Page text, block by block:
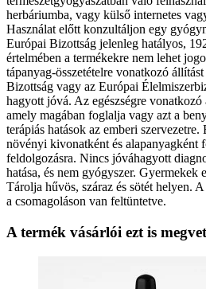
herbáriumba, vagy külső internetes
Használat előtt konzultáljon egy
Európai Bizottság jelenleg hatályos,
értelmében a termékekre nem lehet
tápanyag-összetételre vonatkozó
Bizottság vagy az Európai
hagyott jóvá. Az egészségre
amely magában foglalja vagy azt a
terápiás hatások az emberi
növényi kivonatként és alapanyagként
feldolgozásra. Nincs jóváhagyott
hatása, és nem gyógyszer. Gyermekek
Tárolja hűvös, száraz és sötét helyen.
a csomagoláson van feltüntetve.
A termék vásárlói ezt is